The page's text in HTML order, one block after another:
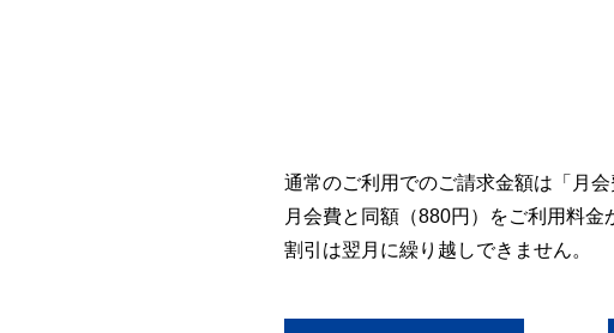
通常のご利用でのご請求金額は「月
月会費と同額（880円）をご利用料金
割引は翌月に繰り越しできません。